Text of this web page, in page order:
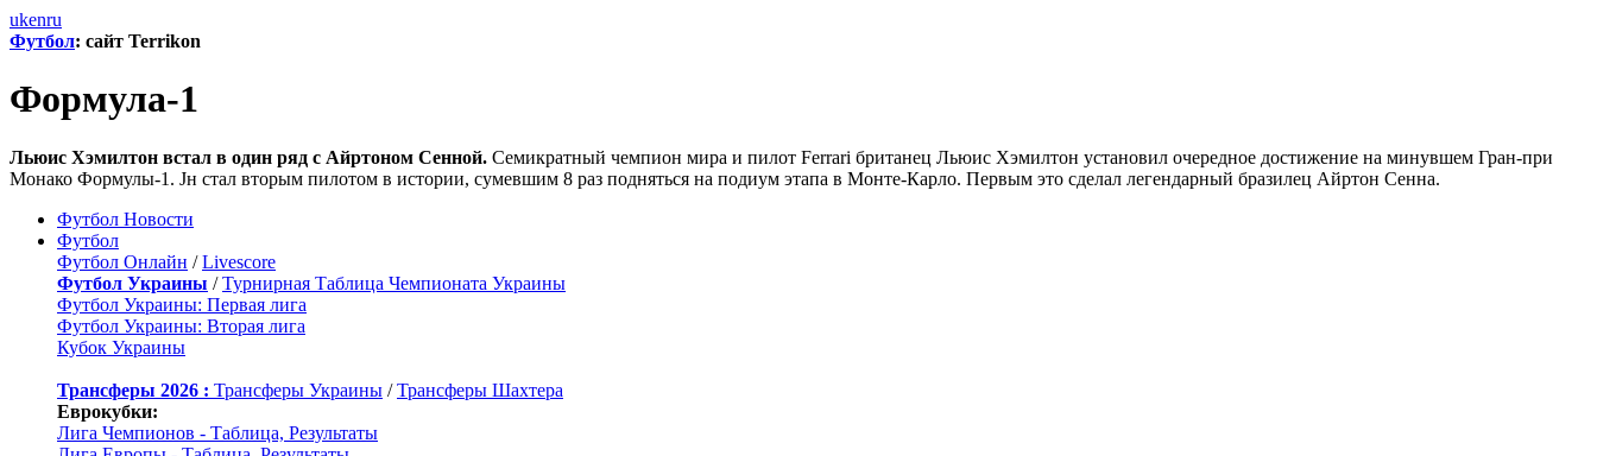
ukenru
Футбол: сайт Terrikon
Формула-1
Льюис Хэмилтон встал в один ряд с Айртоном Сенной. Семикратный чемпион мира и пилот Ferrari британец Льюис Хэмилтон установил очередное достижение на минувшем Гран-при
Монако Формулы-1. Jн стал вторым пилотом в истории, сумевшим 8 раз подняться на подиум этапа в Монте-Карло. Первым это сделал легендарный бразилец Айртон Сенна.
Футбол Новости
Футбол
Футбол Онлайн /Livescore
Футбол Украины /Турнирная Таблица Чемпионата Украины
Футбол Украины: Первая лига
Футбол Украины: Вторая лига
Кубок Украины
Трансферы 2026 : Трансферы Украины /Трансферы Шахтера
Еврокубки:
Лига Чемпионов - Таблица, Результаты